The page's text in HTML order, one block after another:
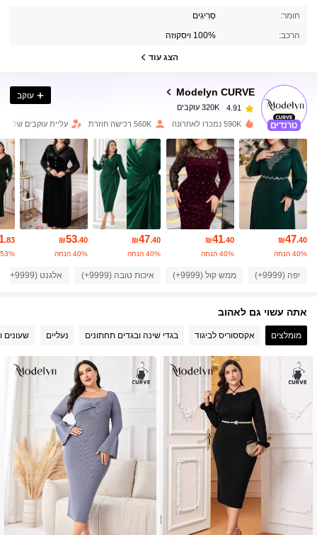
חומר: סְרִיגִים
הרכב: 100% ויסקוזה
הצג עוד
Modelyn CURVE
4.91
320K עוקבים
b***e
שילםלפני 6 שעות
4.91 320K עוקבים
4.91 320K עוקבים
4.91 320K עוקבים
4.91 320K עוקבים
4.91 320K עוקבים
4.91 320K עוקבים
320K עוקבים
320K עוקבים
עוקב
590K נמכרו לאחרונה 560K רכישה חוזרת עליית עוקבים של 21%
₪47.40
40% הנחה
₪41.40
40% הנחה
₪47.40
40% הנחה
₪53.40
40% הנחה
.83
53% הנחה
יפה (9999+) ממש קול (9999+) איכות טובה (9999+) אלגנט (9999+)
אתה עשוי גם לאהוב
מומלצים אקססוריס לביגוד בגדי שינה ובגדים תחתונים נעליים שעונים